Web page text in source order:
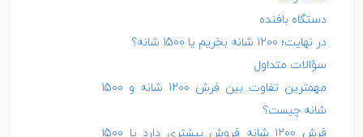
دستگاه بافنده
در نهایت؛ 1200 شانه بخریم یا 1500 شانه؟
سؤالات متداول
مهمترین تفاوت بین فرش 1200 شانه و 1500
شانه چیست؟
فرش 1200 شانه فروش بیشتری دارد یا 1500